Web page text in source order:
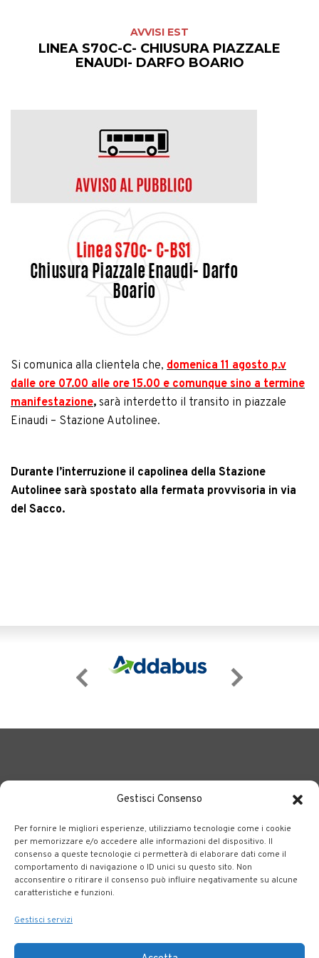
Gestisci Consenso
Per fornire le migliori esperienze, utilizziamo tecnologie come i cookie
per memorizzare e/o accedere alle informazioni del dispositivo. Il
consenso a queste tecnologie ci permetterà di elaborare dati come il
comportamento di navigazione o ID unici su questo sito. Non
acconsentire o ritirare il consenso può influire negativamente su alcune
caratteristiche e funzioni.
Gestisci servizi
AVVISI EST
LINEA S70C-C- CHIUSURA PIAZZALE
ENAUDI- DARFO BOARIO
Si comunica alla clientela che, domenica 11 agosto p.v
dalle ore 07.00 alle ore 15.00 e comunque sino a termine
manifestazione, sarà interdetto il transito in piazzale
Einaudi – Stazione Autolinee.
Durante l’interruzione il capolinea della Stazione
Autolinee sarà spostato alla fermata provvisoria in via
del Sacco.
BERGAMO TRASPORTI portale delle tre società Consortili
dedite al trasporto pubblico locale su tutto il territorio
bergamasco.